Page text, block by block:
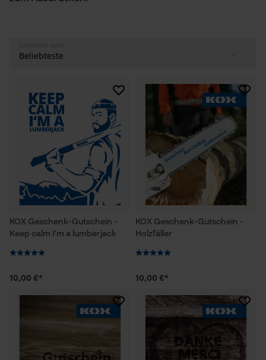
KOX Geschenk-Gutschein -
Keep calm I'm a lumberjack
10,00 €*
KOX Geschenk-Gutschein -
Holzfäller
10,00 €*